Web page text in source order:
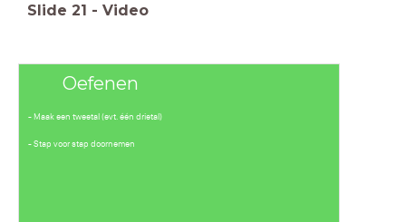
Slide 21 - Video
Oefenen
- Maak een tweetal (evt. één drietal)
- Stap voor stap doornemen